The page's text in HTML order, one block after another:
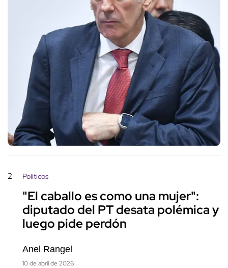
2 Políticos
"El caballo es como una mujer":
diputado del PT desata polémica y
luego pide perdón
Anel Rangel
10 de abril de 2026